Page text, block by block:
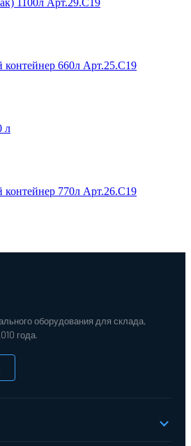
1100л Арт.29.C19
660л Арт.25.C19
л
770л Арт.26.C19
оборудования для склада,
года.